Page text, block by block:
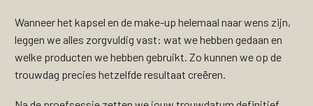
Wanneer het kapsel en de make-up helemaal naar wens zijn,
leggen we alles zorgvuldig vast: wat we hebben gedaan en
welke producten we hebben gebruikt. Zo kunnen we op de
trouwdag precies hetzelfde resultaat creëren.